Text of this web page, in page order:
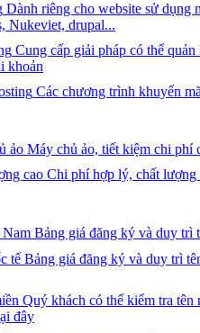
Dành riêng cho website sử dụng
Nukeviet, drupal...
Cung cấp giải pháp có thể
khoản
Các chương trình khuyến
ảo Máy chủ ảo, tiết kiệm chi phí
cao Chi phí hợp lý, chất lượng
Bảng giá đăng ký và duy trì
tế Bảng giá đăng ký và duy trì
Quý khách có thể kiểm tra tên
đây